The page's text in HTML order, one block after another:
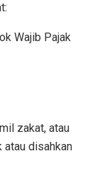
Wajib Pajak
zakat, atau
atau disahkan